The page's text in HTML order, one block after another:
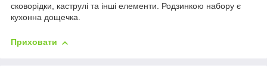
сковорідки, каструлі та інші елементи. Родзинкою набору є
кухонна дощечка.
Приховати